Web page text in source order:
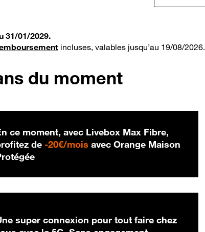
31/01/2029.
incluses, valables jusqu’au 19/08/2026.
du moment
ce moment, avec Livebox Max Fibre,
de -20€/mois 20 € par mois
avec Orange Maison
super connexion pour tout faire chez